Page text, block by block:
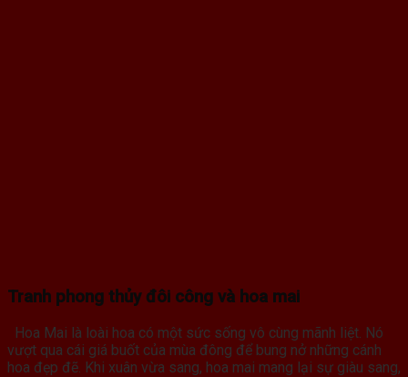
Tranh phong thủy đôi công và hoa mai
Hoa Mai là loài hoa có một sức sống vô cùng mãnh liệt. Nó
vượt qua cái giá buốt của mùa đông để bung nở những cánh
hoa đẹp đẽ. Khi xuân vừa sang, hoa mai mang lại sự giàu sang,